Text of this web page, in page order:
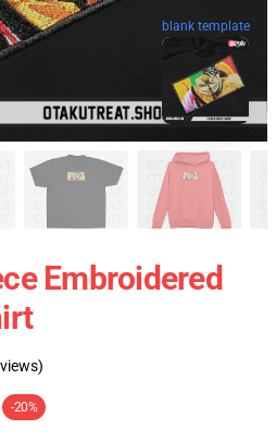
blank template
Embroidered
-20%